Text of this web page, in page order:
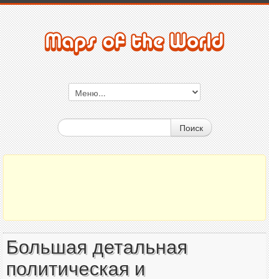
Поиск
Большая детальная
политическая и